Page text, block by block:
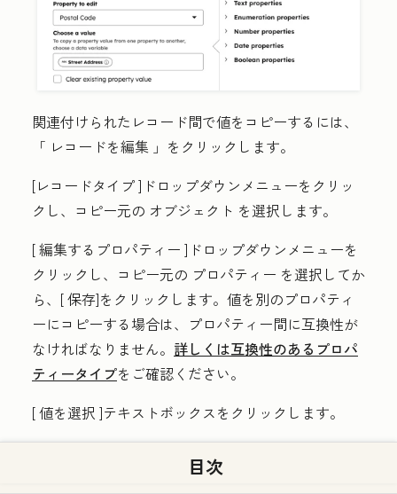
関連付けられたレコード間で値をコピーするには、
「 レコードを編集 」をクリックします。
[レコードタイプ]ドロップダウンメニューをクリッ
クし、コピー元の オブジェクト を選択します。
[編集するプロパティー ]ドロップダウンメニューを
クリックし、コピー元の プロパティー を選択してか
ら、[保存]をクリックします。値を別のプロパティ
ーにコピーする場合は、プロパティー間に互換性が
なければなりません。 詳しくは互換性のあるプロパ
ティータイプをご確認ください。
[値を選択 ]テキストボックスをクリックします。
目次